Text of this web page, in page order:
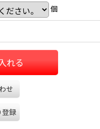
個
れる
せ
登録